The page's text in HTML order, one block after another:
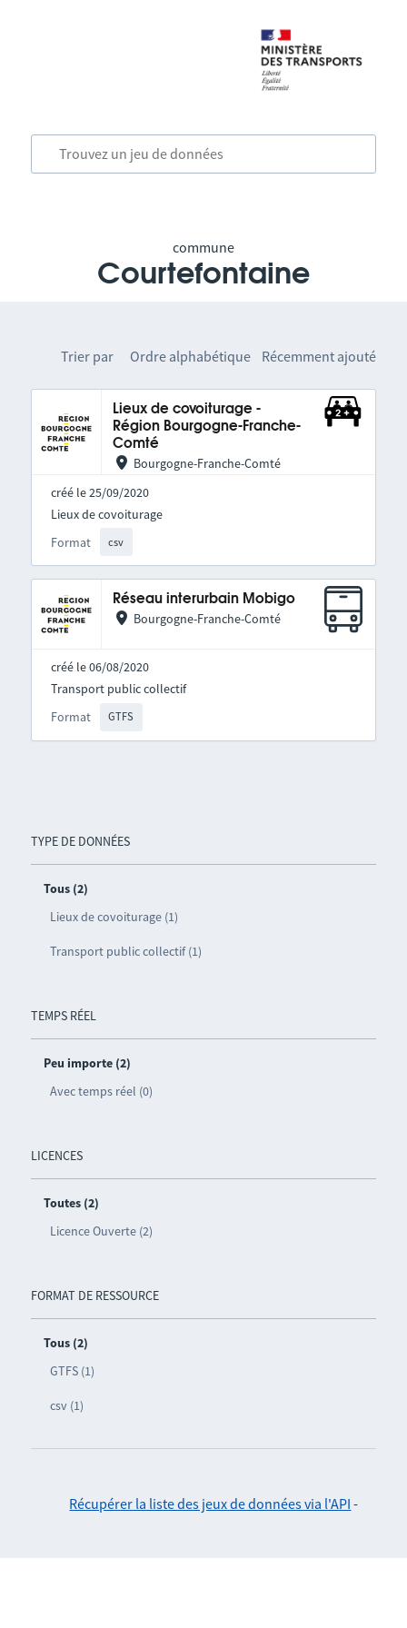
commune
Courtefontaine
TYPE DE DONNÉES
Tous (2)
Lieux de covoiturage (1)
Transport public collectif (1)
TEMPS RÉEL
Peu importe (2)
Avec temps réel (0)
LICENCES
Toutes (2)
Licence Ouverte (2)
FORMAT DE RESSOURCE
Tous (2)
GTFS (1)
csv (1)
Trier par Ordre alphabétique Récemment ajouté
Lieux de covoiturage -
Région Bourgogne-Franche-
Comté
Bourgogne-Franche-Comté
créé le 25/09/2020
Format csv
Lieux de covoiturage
Réseau interurbain Mobigo
Bourgogne-Franche-Comté
créé le 06/08/2020
Format GTFS
Transport public collectif
Récupérer la liste des jeux de données via l'API -